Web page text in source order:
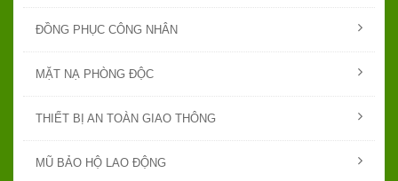
ĐỒNG PHỤC CÔNG NHÂN
MẶT NẠ PHÒNG ĐỘC
THIẾT BỊ AN TOÀN GIAO THÔNG
MŨ BẢO HỘ LAO ĐỘNG